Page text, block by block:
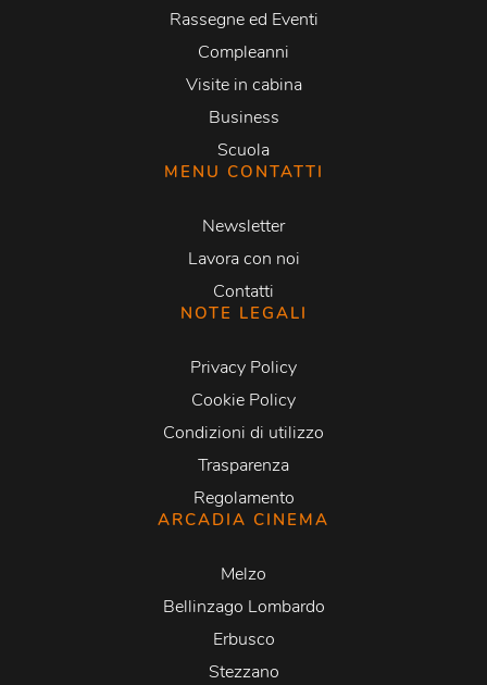
Rassegne ed Eventi
Compleanni
Visite in cabina
Business
Scuola
MENU CONTATTI
Newsletter
Lavora con noi
Contatti
NOTE LEGALI
Privacy Policy
Cookie Policy
Condizioni di utilizzo
Trasparenza
Regolamento
ARCADIA CINEMA
Melzo
Bellinzago Lombardo
Erbusco
Stezzano